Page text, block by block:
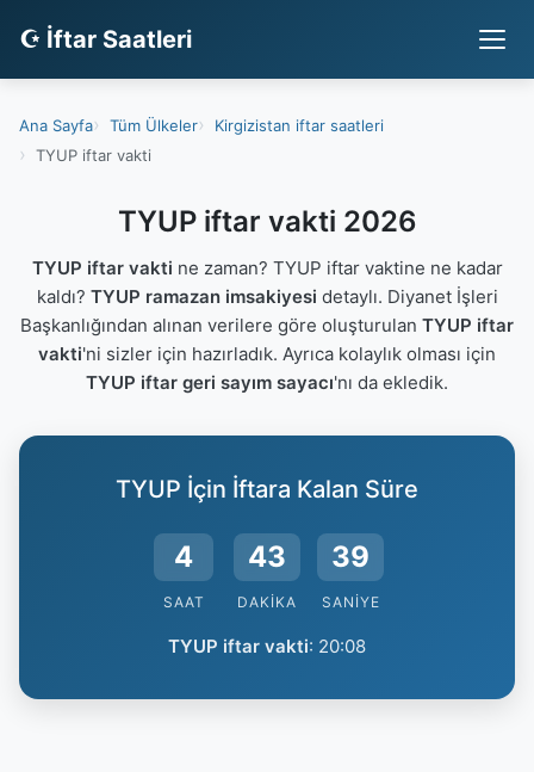
☪ İftar Saatleri
Ana Sayfa Tüm Ülkeler
Kirgizistan iftar saatleri
TYUP iftar vakti
TYUP iftar vakti 2026
TYUP iftar vakti ne zaman? TYUP iftar vaktine ne kadar
kaldı? TYUP ramazan imsakiyesi detaylı. Diyanet İşleri
Başkanlığından alınan verilere göre oluşturulan TYUP iftar
vakti'ni sizler için hazırladık. Ayrıca kolaylık olması için
TYUP iftar geri sayım sayacı'nı da ekledik.
TYUP İçin İftara Kalan Süre
4
SAAT
43
DAKIKA
38
SANIYE
TYUP iftar vakti: 20:08